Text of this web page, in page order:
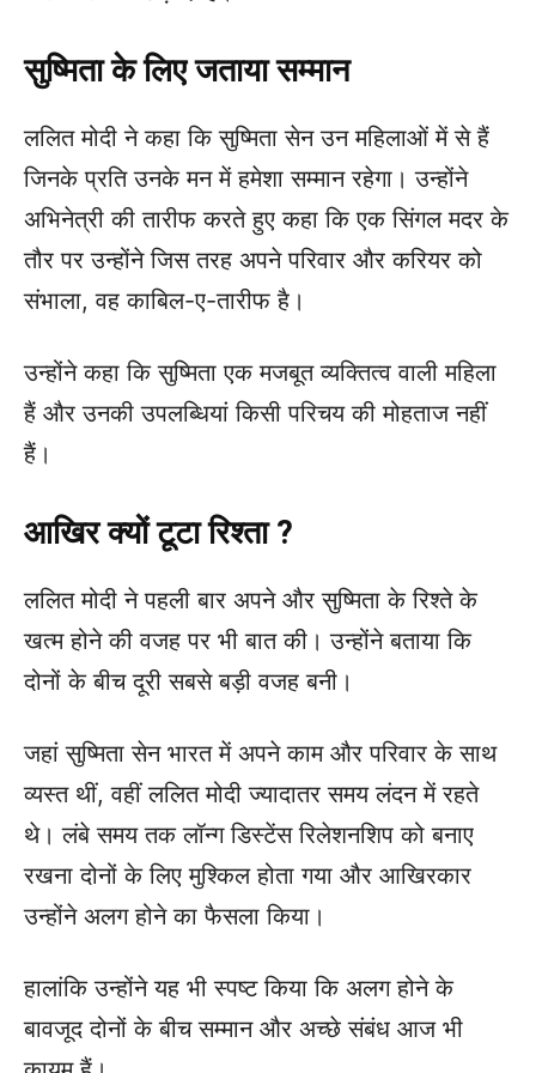
सुष्मिता के लिए जताया सम्मान
ललित मोदी ने कहा कि सुष्मिता सेन उन महिलाओं में से हैं
जिनके प्रति उनके मन में हमेशा सम्मान रहेगा। उन्होंने
अभिनेत्री की तारीफ करते हुए कहा कि एक सिंगल मदर के
तौर पर उन्होंने जिस तरह अपने परिवार और करियर को
संभाला, वह काबिल-ए-तारीफ है।
उन्होंने कहा कि सुष्मिता एक मजबूत व्यक्तित्व वाली महिला
हैं और उनकी उपलब्धियां किसी परिचय की मोहताज नहीं
हैं।
आखिर क्यों टूटा रिश्ता ?
ललित मोदी ने पहली बार अपने और सुष्मिता के रिश्ते के
खत्म होने की वजह पर भी बात की। उन्होंने बताया कि
दोनों के बीच दूरी सबसे बड़ी वजह बनी।
जहां सुष्मिता सेन भारत में अपने काम और परिवार के साथ
व्यस्त थीं, वहीं ललित मोदी ज्यादातर समय लंदन में रहते
थे। लंबे समय तक लॉन्ग डिस्टेंस रिलेशनशिप को बनाए
रखना दोनों के लिए मुश्किल होता गया और आखिरकार
उन्होंने अलग होने का फैसला किया।
हालांकि उन्होंने यह भी स्पष्ट किया कि अलग होने के
बावजूद दोनों के बीच सम्मान और अच्छे संबंध आज भी